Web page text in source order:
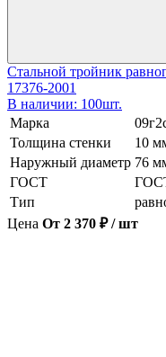
Стальной тройник
17376-2001
В наличии: 100шт.
Марка
Толщина стенки
10
Наружный диаметр 76
ГОСТ
Тип
Цена От 2 370 ₽ / шт